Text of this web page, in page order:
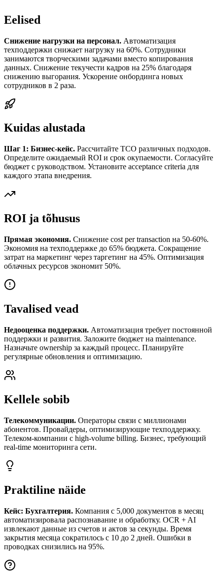
Eelised
Снижение нагрузки на персонал. Автоматизация
техподдержки снижает нагрузку на 60%. Сотрудники
занимаются творческими задачами вместо копирования
данных. Снижение текучести кадров на 25% благодаря
снижению выгорания. Ускорение онбординга новых
сотрудников в 2 раза.
Kuidas alustada
Шаг 1: Бизнес-кейс. Рассчитайте TCO различных подходов.
Определите ожидаемый ROI и срок окупаемости. Согласуйте
бюджет с руководством. Установите acceptance criteria для
каждого этапа внедрения.
ROI ja tõhusus
Прямая экономия. Снижение cost per transaction на 50-60%.
Экономия на техподдержке до 65% бюджета. Сокращение
затрат на маркетинг через таргетинг на 45%. Оптимизация
облачных ресурсов экономит 50%.
Tavalised vead
Недооценка поддержки. Автоматизация требует постоянной
поддержки и развития. Заложите бюджет на maintenance.
Назначьте ownership за каждый процесс. Планируйте
регулярные обновления и оптимизацию.
Kellele sobib
Телекоммуникации. Операторы связи с миллионами
абонентов. Провайдеры, оптимизирующие техподдержку.
Телеком-компании с high-volume billing. Бизнес, требующий
real-time мониторинга сети.
Praktiline näide
Кейс: Бухгалтерия. Компания с 5,000 документов в месяц
автоматизировала распознавание и обработку. OCR + AI
извлекают данные из счетов и актов за секунды. Время
закрытия месяца сократилось с 10 до 2 дней. Ошибки в
проводках снизились на 95%.